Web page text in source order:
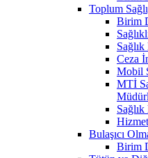
Toplum
Birim
Ceza
Mobil
MTİ
Bulaşıcı
Birim